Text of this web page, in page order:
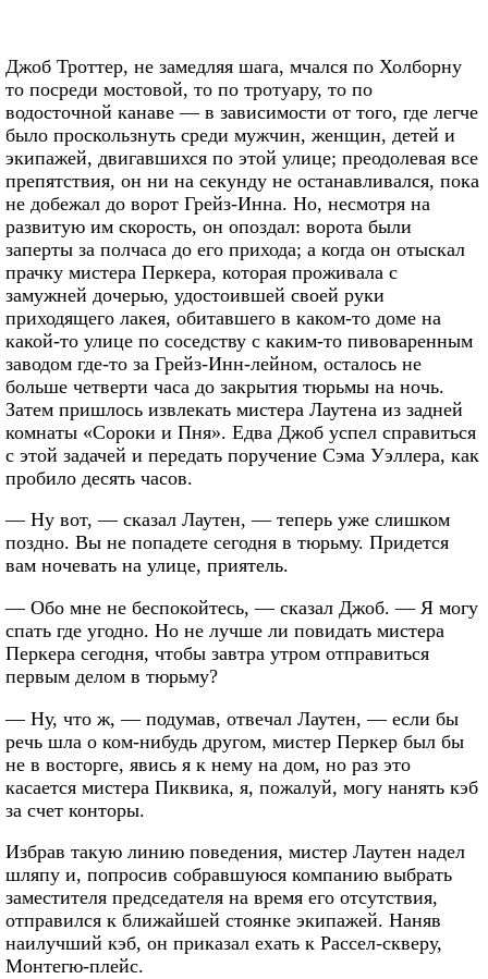
Джоб Троттер, не замедляя шага, мчался по Холборну
то посреди мостовой, то по тротуару, то по
водосточной канаве — в зависимости от того, где легче
было проскользнуть среди мужчин, женщин, детей и
экипажей, двигавшихся по этой улице; преодолевая все
препятствия, он ни на секунду не останавливался, пока
не добежал до ворот Грейз-Инна. Но, несмотря на
развитую им скорость, он опоздал: ворота были
заперты за полчаса до его прихода; а когда он отыскал
прачку мистера Перкера, которая проживала с
замужней дочерью, удостоившей своей руки
приходящего лакея, обитавшего в каком-то доме на
какой-то улице по соседству с каким-то пивоваренным
заводом где-то за Грейз-Инн-лейном, осталось не
больше четверти часа до закрытия тюрьмы на ночь.
Затем пришлось извлекать мистера Лаутена из задней
комнаты «Сороки и Пня». Едва Джоб успел справиться
с этой задачей и передать поручение Сэма Уэллера, как
пробило десять часов.
— Ну вот, — сказал Лаутен, — теперь уже слишком
поздно. Вы не попадете сегодня в тюрьму. Придется
вам ночевать на улице, приятель.
— Обо мне не беспокойтесь, — сказал Джоб. — Я могу
спать где угодно. Но не лучше ли повидать мистера
Перкера сегодня, чтобы завтра утром отправиться
первым делом в тюрьму?
— Ну, что ж, — подумав, отвечал Лаутен, — если бы
речь шла о ком-нибудь другом, мистер Перкер был бы
не в восторге, явись я к нему на дом, но раз это
касается мистера Пиквика, я, пожалуй, могу нанять кэб
за счет конторы.
Избрав такую линию поведения, мистер Лаутен надел
шляпу и, попросив собравшуюся компанию выбрать
заместителя председателя на время его отсутствия,
отправился к ближайшей стоянке экипажей. Наняв
наилучший кэб, он приказал ехать к Рассел-скверу,
Монтегю-плейс.